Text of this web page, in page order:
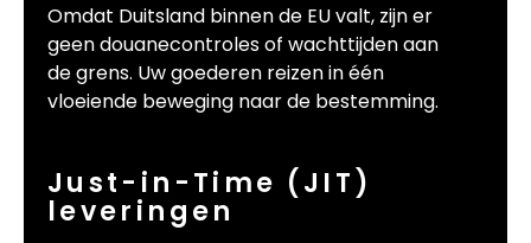
Omdat Duitsland binnen de EU valt, zijn er
geen douanecontroles of wachttijden aan
de grens. Uw goederen reizen in één
vloeiende beweging naar de bestemming.
Just-in-Time (JIT)
leveringen